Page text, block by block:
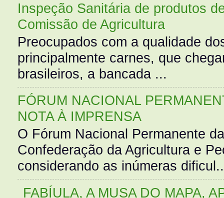
Inspeção Sanitária de produtos
Comissão de Agricultura
Preocupados com a qualidade
principalmente carnes, que
brasileiros, a bancada ...
FÓRUM NACIONAL
NOTA À IMPRENSA
O Fórum Nacional Permanente
Confederação da Agricultura e
considerando as inúmeras
FABÍULA, A MUSA DO MAPA,